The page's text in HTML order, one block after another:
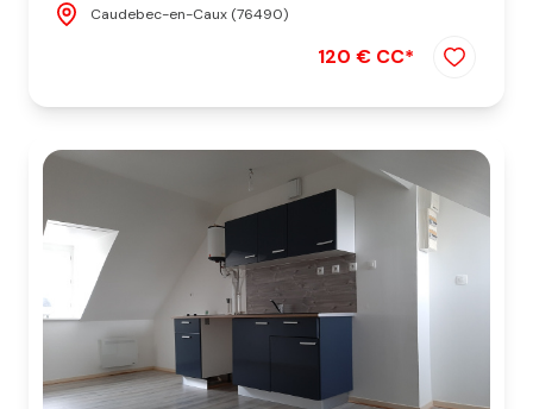
Caudebec-en-Caux (76490)
120 € CC*